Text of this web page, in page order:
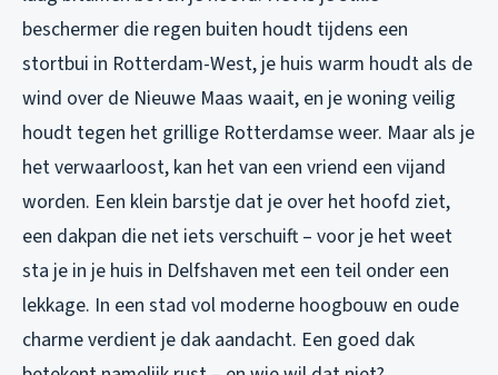
beschermer die regen buiten houdt tijdens een
stortbui in Rotterdam-West, je huis warm houdt als de
wind over de Nieuwe Maas waait, en je woning veilig
houdt tegen het grillige Rotterdamse weer. Maar als je
het verwaarloost, kan het van een vriend een vijand
worden. Een klein barstje dat je over het hoofd ziet,
een dakpan die net iets verschuift – voor je het weet
sta je in je huis in Delfshaven met een teil onder een
lekkage. In een stad vol moderne hoogbouw en oude
charme verdient je dak aandacht. Een goed dak